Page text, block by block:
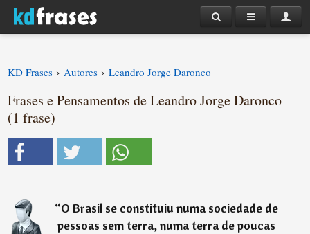
KD Frases › Autores › Leandro Jorge Daronco
Frases e Pensamentos de Leandro Jorge Daronco
(1 frase)
“O Brasil se constituiu numa sociedade de
pessoas sem terra, numa terra de poucas